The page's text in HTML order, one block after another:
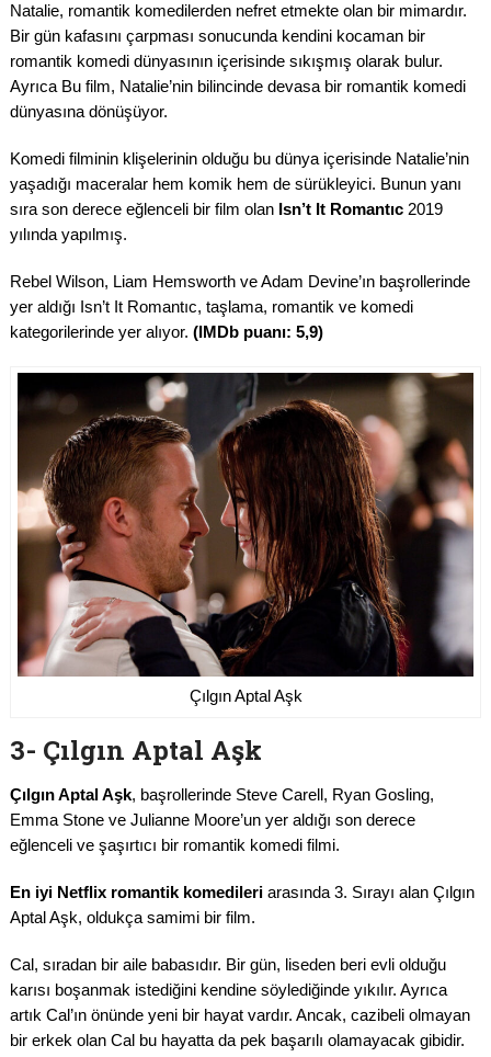
Natalie, romantik komedilerden nefret etmekte olan bir mimardır.
Bir gün kafasını çarpması sonucunda kendini kocaman bir
romantik komedi dünyasının içerisinde sıkışmış olarak bulur.
Ayrıca Bu film, Natalie’nin bilincinde devasa bir romantik komedi
dünyasına dönüşüyor.
Komedi filminin klişelerinin olduğu bu dünya içerisinde Natalie’nin
yaşadığı maceralar hem komik hem de sürükleyici. Bunun yanı
sıra son derece eğlenceli bir film olan Isn’t It Romantıc 2019
yılında yapılmış.
Rebel Wilson, Liam Hemsworth ve Adam Devine’ın başrollerinde
yer aldığı Isn’t It Romantıc, taşlama, romantik ve komedi
kategorilerinde yer alıyor. (IMDb puanı: 5,9)
Çılgın Aptal Aşk
3- Çılgın Aptal Aşk
Çılgın Aptal Aşk, başrollerinde Steve Carell, Ryan Gosling,
Emma Stone ve Julianne Moore’un yer aldığı son derece
eğlenceli ve şaşırtıcı bir romantik komedi filmi.
En iyi Netflix romantik komedileri arasında 3. Sırayı alan Çılgın
Aptal Aşk, oldukça samimi bir film.
Cal, sıradan bir aile babasıdır. Bir gün, liseden beri evli olduğu
karısı boşanmak istediğini kendine söylediğinde yıkılır. Ayrıca
artık Cal’ın önünde yeni bir hayat vardır. Ancak, cazibeli olmayan
bir erkek olan Cal bu hayatta da pek başarılı olamayacak gibidir.